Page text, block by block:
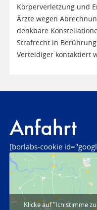
Körperverletzung und
Ärzte wegen
denkbare
Strafrecht in
Verteidiger kontaktiert
Anfahrt
[borlabs-cookie
Klicke auf "Ich stimme